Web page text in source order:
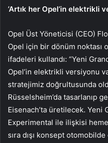
‘Artık her Opel’in elektrikli
Opel Üst Yöneticisi (CEO)
Opel için bir dönüm noktası
ifadeleri kullandı: “Yeni
Opel’in elektrikli versiyonu
stratejimiz doğrultusunda
Rüsselsheim’da tasarlanıp
Eisenach’ta üretilecek. Yeni
Experimental ile ilişkisi
sıra dışı konsept